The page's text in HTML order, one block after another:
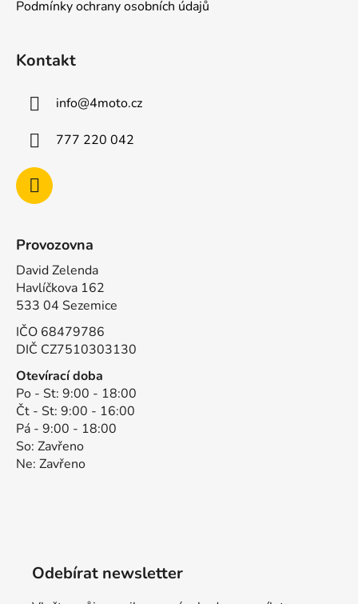
Podmínky ochrany osobních údajů
Kontakt
info@4moto.cz
777 220 042
Provozovna
David Zelenda
Havlíčkova 162
533 04 Sezemice
IČO 68479786
DIČ CZ7510303130
Otevírací doba
Po - St: 9:00 - 18:00
Čt - St: 9:00 - 16:00
Pá - 9:00 - 18:00
So: Zavřeno
Ne: Zavřeno
Odebírat newsletter